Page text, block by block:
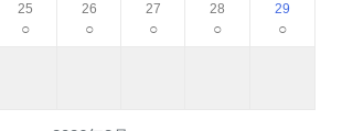
25
○
26
○
27
○
28
○
29
○